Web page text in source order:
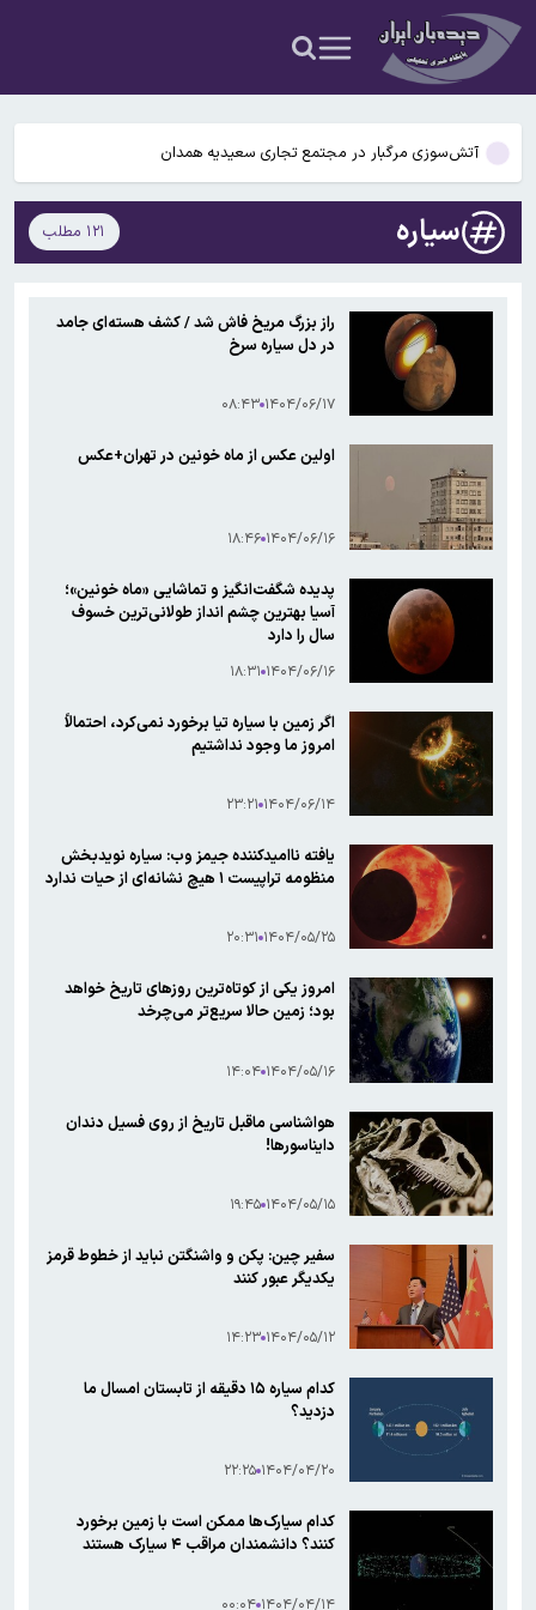
عکس و فیلم
یافته جدید: سرعت گرمایش جهانی در یک دهه گذشته تقریباً دو برابر
شده است
جزئیات جدید افزایش سنوات بازنشستگی/ چه کسانی باید بیشتر کار کنند و
چه افرادی معاف هستند؟
آتش‌سوزی مرگبار در مجتمع تجاری سعیدیه همدان
دانشمندان راز آبشار خونین جنوبگان را کشف کردند
بوگاتی سفارشی با نام «دِستِریِر» معرفی شد / W۱۶ هنوز نفس می‌کشد /
یافته جدید: سرعت گرمایش جهانی در یک دهه گذشته تقریباً دو برابر
شده است
جزئیات جدید افزایش سنوات بازنشستگی/ چه کسانی باید بیشتر کار کنند و
چه افرادی معاف هستند؟
سیاره ۱۲۱ مطلب
راز بزرگ مریخ فاش شد / کشف هسته‌ای جامد
در دل سیاره سرخ
۱۴۰۴/۰۶/۱۷ ۰۸:۴۳
اولین عکس از ماه خونین در تهران+عکس
۱۴۰۴/۰۶/۱۶ ۱۸:۴۶
پدیده شگفت‌انگیز و تماشایی «ماه خونین»؛
آسیا بهترین چشم انداز طولانی‌ترین خسوف
سال را دارد
۱۴۰۴/۰۶/۱۶ ۱۸:۳۱
اگر زمین با سیاره تیا برخورد نمی‌کرد، احتمالاً
امروز ما وجود نداشتیم
۱۴۰۴/۰۶/۱۴ ۲۳:۲۱
یافته ناامیدکننده جیمز وب: سیاره نویدبخش
منظومه تراپیست ۱ هیچ نشانه‌ای از حیات ندارد
۱۴۰۴/۰۵/۲۵ ۲۰:۳۱
امروز یکی از کوتاه‌ترین روز‌های تاریخ خواهد
بود؛ زمین حالا سریع‌تر می‌چرخد
۱۴۰۴/۰۵/۱۶ ۱۴:۰۴
هواشناسی ماقبل تاریخ از روی فسیل دندان
دایناسورها!
۱۴۰۴/۰۵/۱۵ ۱۹:۴۵
سفیر چین: پکن و واشنگتن نباید از خطوط قرمز
یکدیگر عبور کنند
۱۴۰۴/۰۵/۱۲ ۱۴:۲۳
کدام سیاره ۱۵ دقیقه از تابستان امسال ما
دزدید؟
۱۴۰۴/۰۴/۲۰ ۲۲:۲۵
کدام سیارک‌ها ممکن است با زمین برخورد
کنند؟ دانشمندان مراقب ۴ سیارک هستند
۱۴۰۴/۰۴/۱۴ ۰۰:۰۴